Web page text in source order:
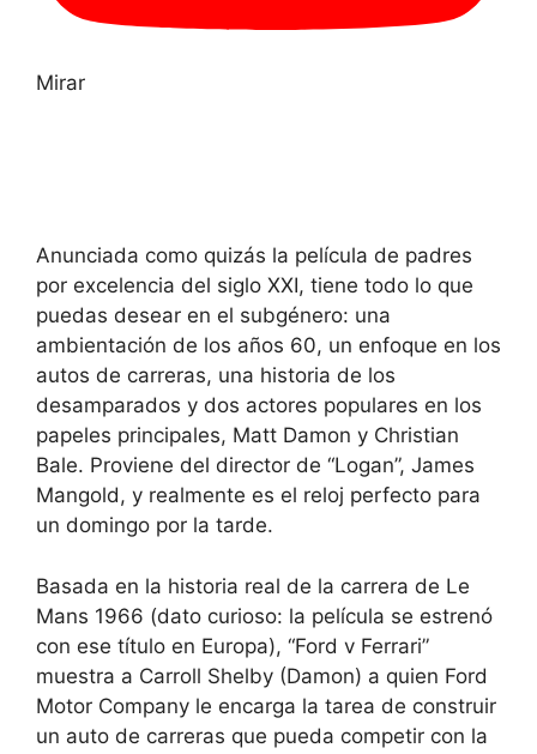
Mirar
Anunciada como quizás la película de padres
por excelencia del siglo XXI, tiene todo lo que
puedas desear en el subgénero: una
ambientación de los años 60, un enfoque en los
autos de carreras, una historia de los
desamparados y dos actores populares en los
papeles principales, Matt Damon y Christian
Bale. Proviene del director de “Logan”, James
Mangold, y realmente es el reloj perfecto para
un domingo por la tarde.
Basada en la historia real de la carrera de Le
Mans 1966 (dato curioso: la película se estrenó
con ese título en Europa), “Ford v Ferrari”
muestra a Carroll Shelby (Damon) a quien Ford
Motor Company le encarga la tarea de construir
un auto de carreras que pueda competir con la